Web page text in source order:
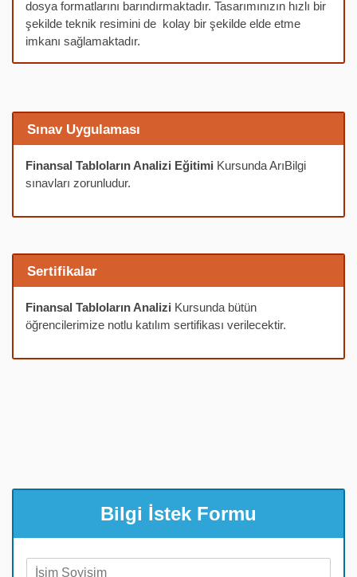
dosya formatlarını barındırmaktadır. Tasarımınızın hızlı bir
şekilde teknik resimini de kolay bir şekilde elde etme
imkanı sağlamaktadır.
Sınav Uygulaması
Finansal Tabloların Analizi Eğitimi Kursunda ArıBilgi
sınavları zorunludur.
Sertifikalar
Finansal Tabloların Analizi Kursunda bütün
öğrencilerimize notlu katılım sertifikası verilecektir.
Bilgi İstek Formu